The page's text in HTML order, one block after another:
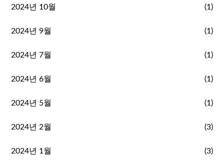
2024년 10월 (1)
2024년 9월 (1)
2024년 7월 (1)
2024년 6월 (1)
2024년 5월 (1)
2024년 2월 (3)
2024년 1월 (3)